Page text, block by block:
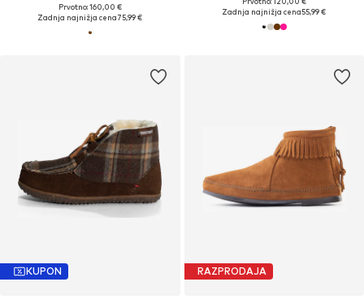
Prvotno: 160,00 €
Zadnja najnižja cena75,99 €
Zadnja najnižja cena55,99 €
KUPON RAZPRODAJA